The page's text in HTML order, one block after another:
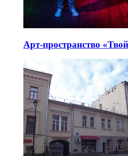
Арт-пространство